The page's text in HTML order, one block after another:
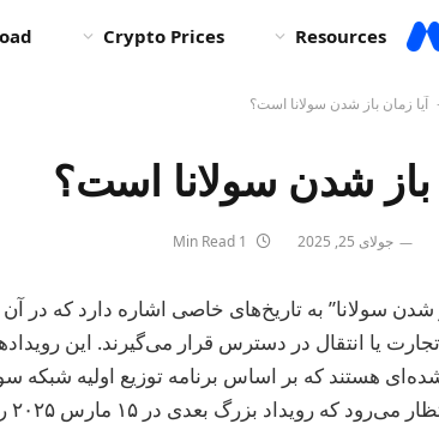
Resources
Crypto Prices
آیا زمان باز شدن سولانا است؟
باز شدن سولانا است؟
جولای 25, 2025
شدن سولانا” به تاریخ‌های خاصی اشاره دارد که در
تجارت یا انتقال در دسترس قرار می‌گیرند. این
هستند که بر اساس برنامه توزیع اولیه شبکه